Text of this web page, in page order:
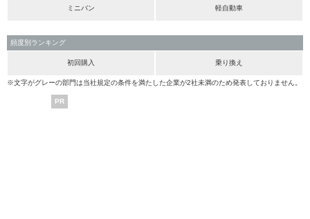
ミニバン 軽自動車
頻度別ランキング
初回購入 乗り換え
※文字がグレーの部門は当社規定の条件を満たした企業が2社未満のため発表しておりません。
PR